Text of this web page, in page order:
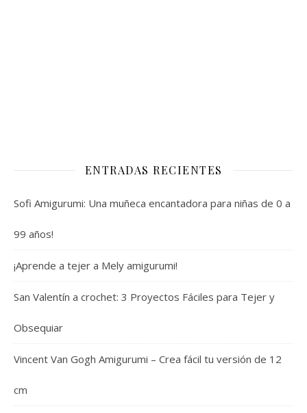
ENTRADAS RECIENTES
Sofi Amigurumi: Una muñeca encantadora para niñas de 0 a
99 años!
¡Aprende a tejer a Mely amigurumi!
San Valentín a crochet: 3 Proyectos Fáciles para Tejer y
Obsequiar
Vincent Van Gogh Amigurumi – Crea fácil tu versión de 12
cm